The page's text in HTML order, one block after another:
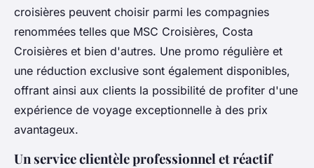
croisières peuvent choisir parmi les compagnies
renommées telles que MSC Croisières, Costa
Croisières et bien d'autres. Une promo régulière et
une réduction exclusive sont également disponibles,
offrant ainsi aux clients la possibilité de profiter d'une
expérience de voyage exceptionnelle à des prix
avantageux.
Un service clientèle professionnel et réactif